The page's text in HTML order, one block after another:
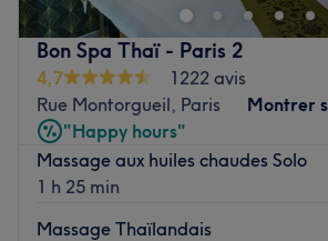
Voir le salon
L'ambiance indienne du lieu vous
expérience de beauté à la fois
exotique.
Transport public le plus proche
L'institut se trouve à seulement quatre
la station de métro Louvre - Rivoli,
accessibilité optimale.
L'équipe
Bon Spa Thaï - Paris 2
4,7
1222 avis
Rue Montorgueil, Paris
Montrer
"Happy hours"
Massage aux huiles chaudes Solo
1 h 25 min
Massage Thaïlandais